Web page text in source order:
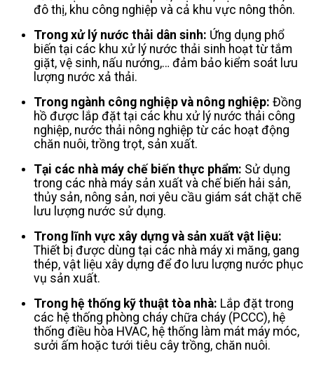
đô thị, khu công nghiệp và cả khu vực nông thôn.
Trong xử lý nước thải dân sinh: Ứng dụng phổ
biến tại các khu xử lý nước thải sinh hoạt từ tắm
giặt, vệ sinh, nấu nướng,… đảm bảo kiểm soát lưu
lượng nước xả thải.
Trong ngành công nghiệp và nông nghiệp: Đồng
hồ được lắp đặt tại các khu xử lý nước thải công
nghiệp, nước thải nông nghiệp từ các hoạt động
chăn nuôi, trồng trọt, sản xuất.
Tại các nhà máy chế biến thực phẩm: Sử dụng
trong các nhà máy sản xuất và chế biến hải sản,
thủy sản, nông sản, nơi yêu cầu giám sát chặt chẽ
lưu lượng nước sử dụng.
Trong lĩnh vực xây dựng và sản xuất vật liệu:
Thiết bị được dùng tại các nhà máy xi măng, gang
thép, vật liệu xây dựng để đo lưu lượng nước phục
vụ sản xuất.
Trong hệ thống kỹ thuật tòa nhà: Lắp đặt trong
các hệ thống phòng cháy chữa cháy (PCCC), hệ
thống điều hòa HVAC, hệ thống làm mát máy móc,
sưởi ấm hoặc tưới tiêu cây trồng, chăn nuôi.